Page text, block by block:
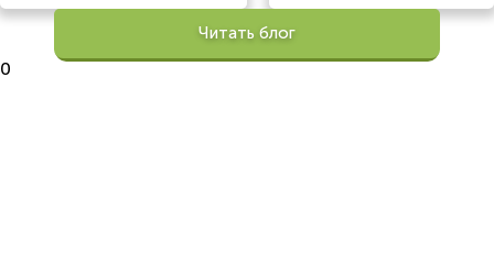
Просмотров:
Опубликована:
Читать блог
0